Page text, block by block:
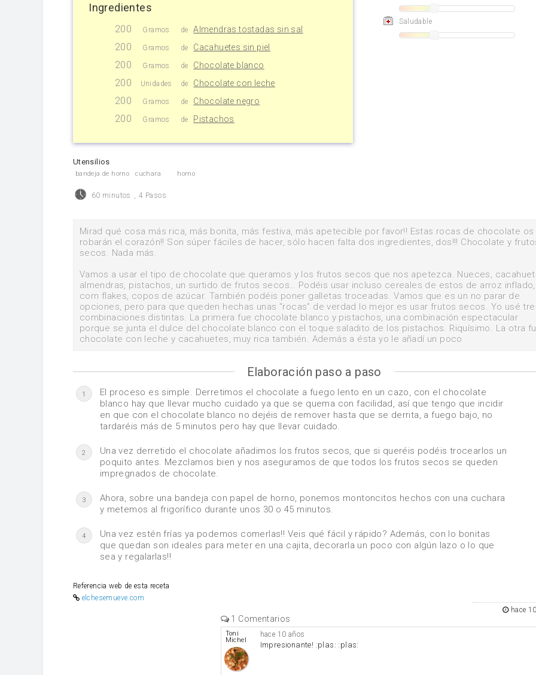
Ingredientes
200 Gramos de Almendras tostadas sin sal
200 Gramos de Cacahuetes sin piel
200 Gramos de Chocolate blanco
200 Unidades de Chocolate con leche
200 Gramos de Chocolate negro
200 Gramos de Pistachos
Saludable
Utensilios
bandeja de horno cuchara horno
60 minutos , 4 Pasos
Mirad qué cosa más rica, más bonita, más festiva, más apetecible por favor!! Estas rocas de chocolate os
robarán el corazón!! Son súper fáciles de hacer, sólo hacen falta dos ingredientes, dos!!! Chocolate y
secos. Nada más.
Vamos a usar el tipo de chocolate que queramos y los frutos secos que nos apetezca. Nueces,
almendras, pistachos, un surtido de frutos secos… Podéis usar incluso cereales de estos de arroz
corn flakes, copos de azúcar. También podéis poner galletas troceadas. Vamos que es un no parar de
opciones, pero para que queden hechas unas “rocas” de verdad lo mejor es usar frutos secos. Yo usé
combinaciones distintas. La primera fue chocolate blanco y pistachos, una combinación espectacular
porque se junta el dulce del chocolate blanco con el toque saladito de los pistachos. Riquísimo. La otra
chocolate con leche y cacahuetes, muy rica también. Además a ésta yo le añadí un poco
Elaboración paso a paso
1
El proceso es simple. Derretimos el chocolate a fuego lento en un cazo, con el chocolate
blanco hay que llevar mucho cuidado ya que se quema con facilidad, así que tengo que incidir
en que con el chocolate blanco no dejéis de remover hasta que se derrita, a fuego bajo, no
tardaréis más de 5 minutos pero hay que llevar cuidado.
2
Una vez derretido el chocolate añadimos los frutos secos, que si queréis podéis trocearlos un
poquito antes. Mezclamos bien y nos aseguramos de que todos los frutos secos se queden
impregnados de chocolate.
3
Ahora, sobre una bandeja con papel de horno, ponemos montoncitos hechos con una cuchara
y metemos al frigorífico durante unos 30 o 45 minutos.
4
Una vez estén frías ya podemos comerlas!! Veis qué fácil y rápido? Además, con lo bonitas
que quedan son ideales para meter en una cajita, decorarla un poco con algún lazo o lo que
sea y regalarlas!!
Referencia web de esta receta
elchesemueve.com
hace
1 Comentarios
Toni
Michel
Caubet
hace 10 años
Impresionante! :plas: :plas: